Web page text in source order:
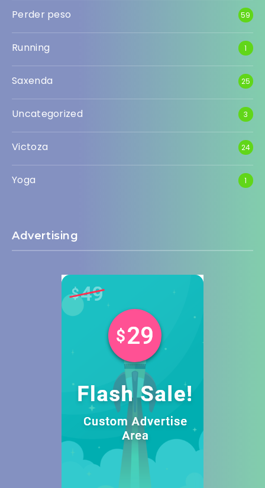
Perder peso 59
Running 1
Saxenda 25
Uncategorized 3
Victoza 24
Yoga 1
Advertising